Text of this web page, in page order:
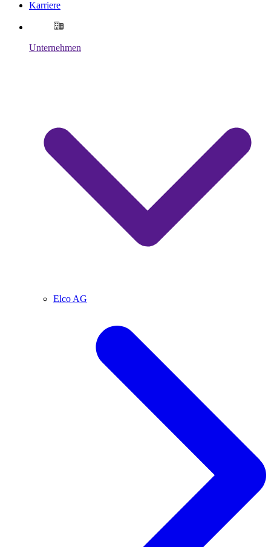
Karriere
Unternehmen
Elco AG